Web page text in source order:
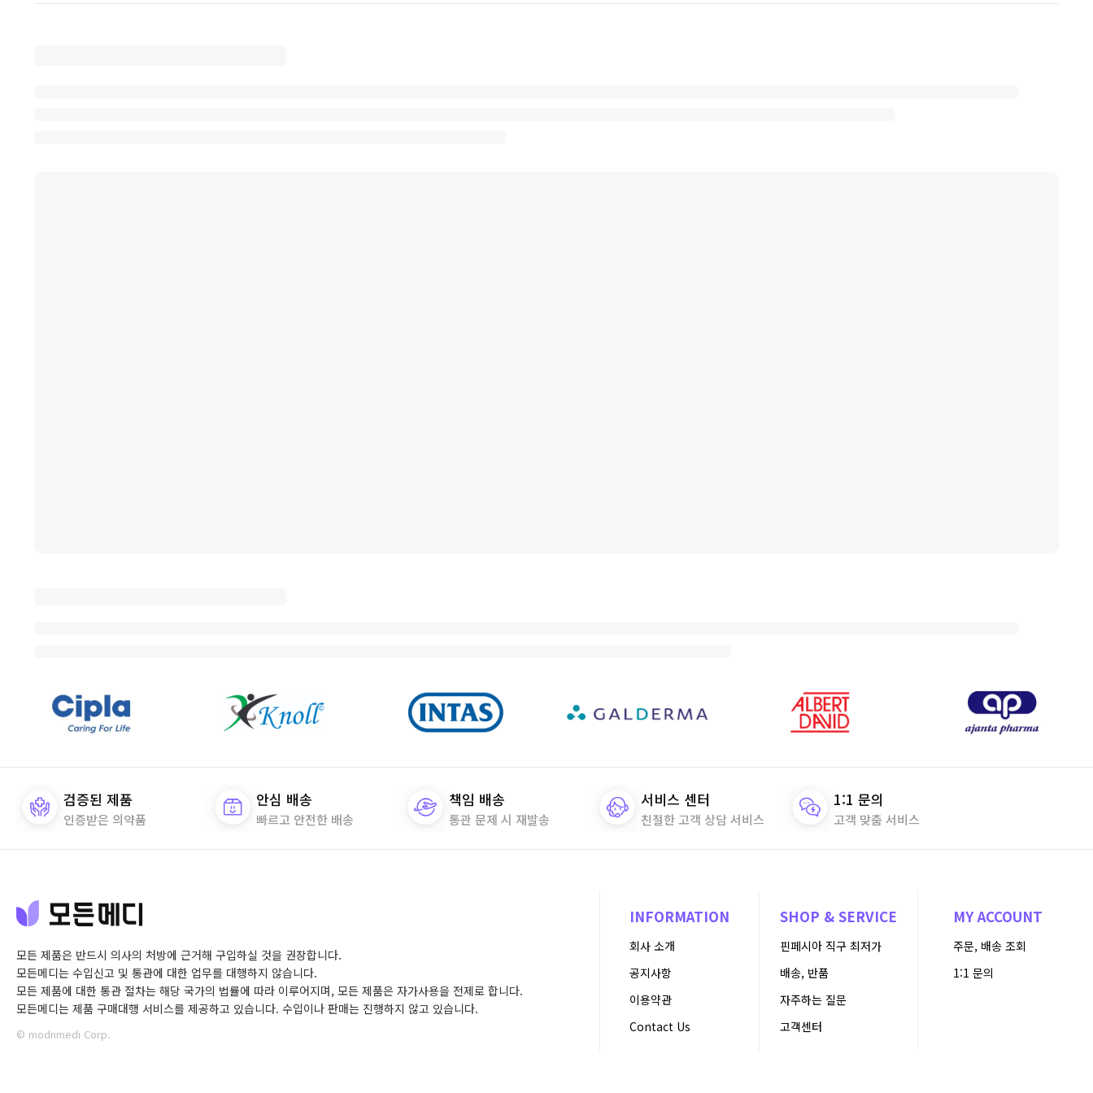
검증된 제품
인증받은 의약품
안심 배송
빠르고 안전한 배송
책임 배송
통관 문제 시 재발송
서비스 센터
친절한 고객 상담 서비스
1:1 문의
고객 맞춤 서비스
모든 제품은 반드시 의사의 처방에 근거해 구입하실 것을 권장합니다.
모든메디는 수입신고 및 통관에 대한 업무를 대행하지 않습니다.
모든 제품에 대한 통관 절차는 해당 국가의 법률에 따라 이루어지며, 모든 제품은 자가사용을 전제로 합니다.
모든메디는 제품 구매대행 서비스를 제공하고 있습니다. 수입이나 판매는 진행하지 않고 있습니다.
© modnmedi Corp.
INFORMATION
회사 소개
공지사항
이용약관
Contact Us
SHOP & SERVICE
핀페시아 직구 최저가
배송, 반품
자주하는 질문
고객센터
MY ACCOUNT
주문, 배송 조회
1:1 문의